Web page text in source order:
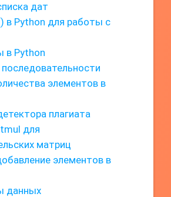
дат
в Python для работы с
в Python
элементов в
плагиата
для
матриц
элементов в
данных